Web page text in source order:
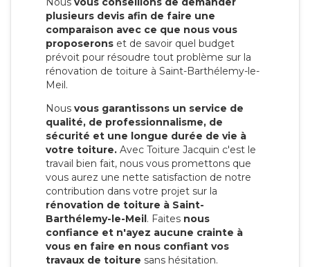
plusieurs devis afin de faire une
comparaison avec ce que nous vous
proposerons et de savoir quel budget
prévoit pour résoudre tout problème sur la
rénovation de toiture à Saint-Barthélemy-le-
Meil.
Nous vous garantissons un service de
qualité, de professionnalisme, de
sécurité et une longue durée de vie à
votre toiture. Avec Toiture Jacquin c'est le
travail bien fait, nous vous promettons que
vous aurez une nette satisfaction de notre
contribution dans votre projet sur la
rénovation de toiture à Saint-
Barthélemy-le-Meil. Faites nous
confiance et n'ayez aucune crainte à
vous en faire en nous confiant vos
travaux de toiture sans hésitation.